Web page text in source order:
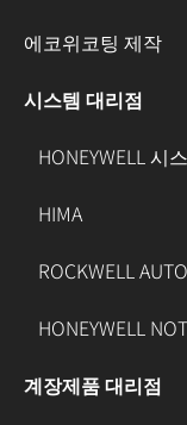
에코위코팅 제작
시스템 대리점
HONEYWELL 시
HIMA
ROCKWELL
HONEYWELL
계장제품 대리점